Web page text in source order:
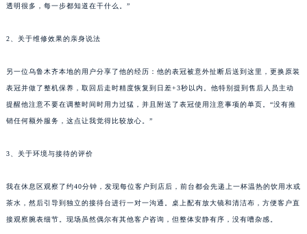
透明很多，每一步都知道在干什么。”
2、关于维修效果的亲身说法
另一位乌鲁木齐本地的用户分享了他的经历：他的表冠被意外扯断后送到这里，更换原装
表冠并做了整机保养，取回后走时精度恢复到日差+3秒以内。他特别提到售后人员主动
提醒他注意不要在调整时间时用力过猛，并且附送了表冠使用注意事项的单页。“没有推
销任何额外服务，这点让我觉得比较放心。”
3、关于环境与接待的评价
我在休息区观察了约40分钟，发现每位客户到店后，前台都会先递上一杯温热的饮用水或
茶水，然后引导到独立的接待台进行一对一沟通。桌上配有放大镜和清洁布，方便客户直
接观察腕表细节。现场虽然偶尔有其他客户咨询，但整体安静有序，没有嘈杂感。